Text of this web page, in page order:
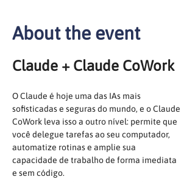
About the event
Claude + Claude CoWork
O Claude é hoje uma das IAs mais
sofisticadas e seguras do mundo, e o Claude
CoWork leva isso a outro nível: permite que
você delegue tarefas ao seu computador,
automatize rotinas e amplie sua
capacidade de trabalho de forma imediata
e sem código.